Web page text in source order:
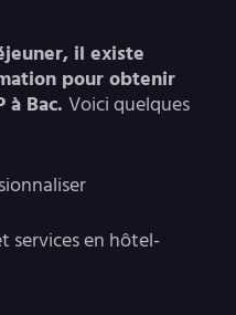
il existe
pour obtenir
Bac. Voici quelques
services en hôtel-